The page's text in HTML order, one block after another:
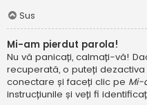
Sus
Mi-am pierdut parola!
Nu vă panicați, calmați-vă!
recuperată, o puteți
conectare și faceți clic pe Mi-
instrucțiunile și veți fi